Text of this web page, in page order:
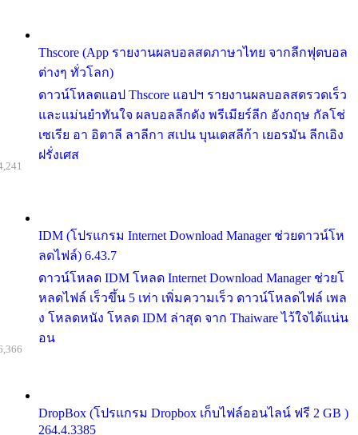
Thscore (App รายงานผลบอลสดภาษาไทย จากลีกฟุตบอล
ต่างๆ ทั่วโลก)
ดาวน์โหลดแอป Thscore แอปฯ รายงานผลบอลสดรวดเร็ว
และแม่นยำทันใจ ผลบอลลีกดัง พรีเมียร์ลีก อังกฤษ กัลโช่
เซเรีย อา อิตาลี ลาลีกา สเปน บุนเดสลีก้า เยอรมัน ลีกเอิง
ฝรั่งเศส
IDM (โปรแกรม Internet Download Manager ช่วยดาวน์โห
ลดไฟล์) 6.43.7
ดาวน์โหลด IDM โหลด Internet Download Manager ช่วยโ
หลดไฟล์ เร็วขึ้น 5 เท่า เพิ่มความเร็ว ดาวน์โหลดไฟล์ เพล
ง โหลดหนัง โหลด IDM ล่าสุด จาก Thaiware ไว้ใจได้แน่น
อน
DropBox (โปรแกรม Dropbox เก็บไฟล์ออนไลน์ ฟรี 2 GB )
264.4.3385